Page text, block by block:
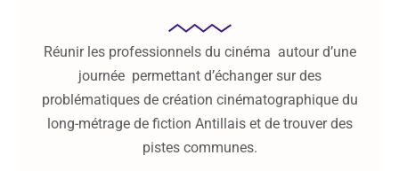
Réunir les professionnels du cinéma autour d’une
journée permettant d’échanger sur des
problématiques de création cinématographique du
long-métrage de fiction Antillais et de trouver des
pistes communes.